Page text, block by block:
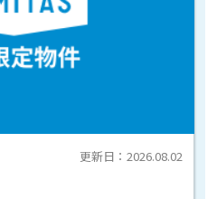
更新日：2026.08.02